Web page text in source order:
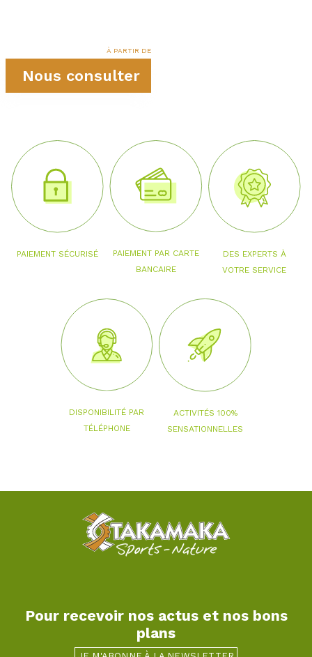
À PARTIR DE
Nous consulter
PAIEMENT SÉCURISÉ
PAIEMENT PAR CARTE
BANCAIRE
DES EXPERTS À
VOTRE SERVICE
DISPONIBILITÉ PAR
TÉLÉPHONE
ACTIVITÉS 100%
SENSATIONNELLES
Pour recevoir nos actus et nos bons
plans